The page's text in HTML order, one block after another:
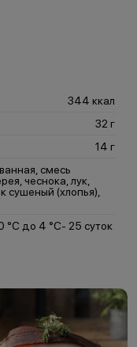
344 ккал
32 г
14 г
смесь
чеснока, лук,
сушеный (хлопья),
°С до 4 °С- 25 суток